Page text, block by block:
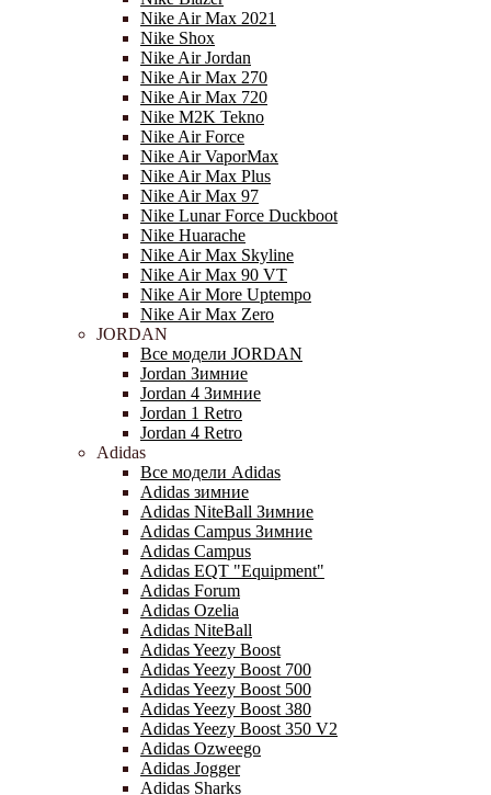
Nike Air Max 2021
Nike Shox
Nike Air Jordan
Nike Air Max 270
Nike Air Max 720
Nike M2K Tekno
Nike Air Force
Nike Air VaporMax
Nike Air Max Plus
Nike Air Max 97
Nike Lunar Force Duckboot
Nike Huarache
Nike Air Max Skyline
Nike Air Max 90 VT
Nike Air More Uptempo
Nike Air Max Zero
JORDAN
Все модели JORDAN
Jordan Зимние
Jordan 4 Зимние
Jordan 1 Retro
Jordan 4 Retro
Adidas
Все модели Adidas
Adidas зимние
Adidas NiteBall Зимние
Adidas Campus Зимние
Adidas Campus
Adidas EQT "Equipment"
Adidas Forum
Adidas Ozelia
Adidas NiteBall
Adidas Yeezy Boost
Adidas Yeezy Boost 700
Adidas Yeezy Boost 500
Adidas Yeezy Boost 380
Adidas Yeezy Boost 350 V2
Adidas Ozweego
Adidas Jogger
Adidas Sharks